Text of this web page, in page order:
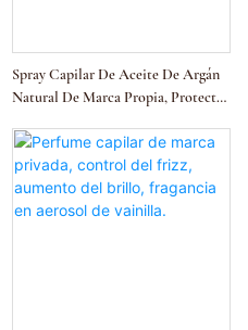
Spray Capilar De Aceite De Argán
Natural De Marca Propia, Protector
Voluminizador, Sin Enjuague,
Suavizante, 3 En 1.